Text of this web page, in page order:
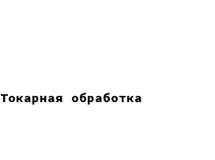
Токарная обработка